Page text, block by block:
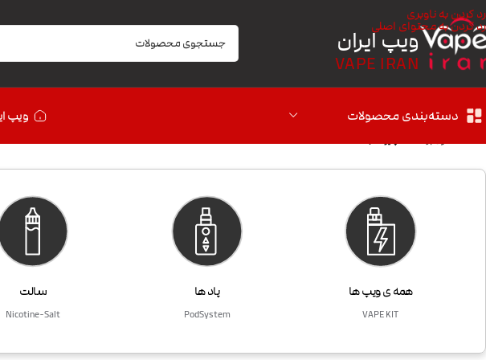
رد کردن به ناوبری
رد کردن به محتوای اصلی
ویپ ایران
VAPE IRAN
دسته‌بندی محصولات ویپ
همه ی ویپ ها
VAPE KIT
پاد ها
PodSystem
سالت
Nicotine-Salt